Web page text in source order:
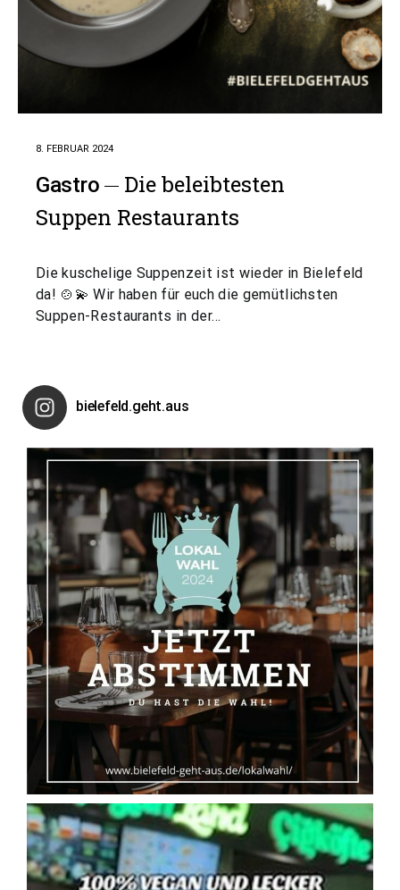
8. FEBRUAR 2024
Gastro
Die beleibtesten
Suppen Restaurants
Die kuschelige Suppenzeit ist wieder in Bielefeld
da! 🍲💫 Wir haben für euch die gemütlichsten
Suppen-Restaurants in der…
bielefeld.geht.aus